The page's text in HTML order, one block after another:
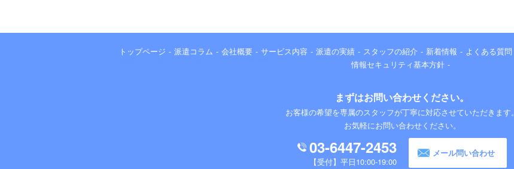
トップページ 派遣コラム 会社概要 サービス内容 派遣の実績 スタッフの紹介 新着情報 よくある質問
情報セキュリティ基本方針
まずはお問い合わせください。
お客様の希望を専属のスタッフが丁寧に対応させていただきます。
お気軽にお問い合わせください。
03-6447-2453
平日10:00-19:00
メール問い合わせ